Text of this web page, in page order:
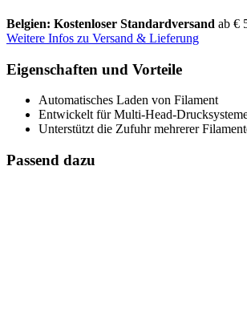
Belgien: Kostenloser Standardversand ab €
Weitere Infos zu Versand & Lieferung
Eigenschaften und Vorteile
Automatisches Laden von Filament
Entwickelt für Multi-Head-
Unterstützt die Zufuhr mehrerer
Passend dazu